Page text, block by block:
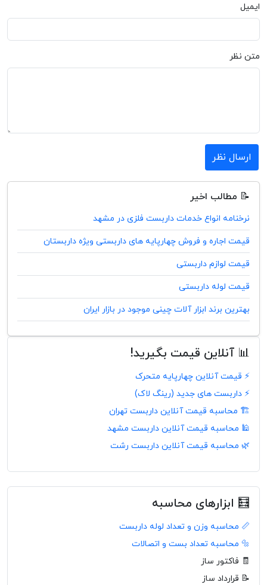
ایمیل
متن نظر
ارسال نظر
📝 مطالب اخیر
نرخنامه انواع خدمات داربست فلزی در مشهد
قیمت اجاره و فروش چهارپایه های داربستی ویژه داربستان
قیمت لوازم داربستی
قیمت لوله داربستی
بهترین برند ابزار آلات چینی موجود در بازار ایران
📊 آنلاین قیمت بگیرید!
⚡ قیمت آنلاین چهارپایه متحرک
⚡ داربست های جدید (رینگ لاک)
🏗️ محاسبه قیمت آنلاین داربست تهران
🕌 محاسبه قیمت آنلاین داربست مشهد
🌿 محاسبه قیمت آنلاین داربست رشت
🧮 ابزارهای محاسبه
📏 محاسبه وزن و تعداد لوله داربست
🔩 محاسبه تعداد بست و اتصالات
🧾 فاکتور ساز
📝 قرارداد ساز